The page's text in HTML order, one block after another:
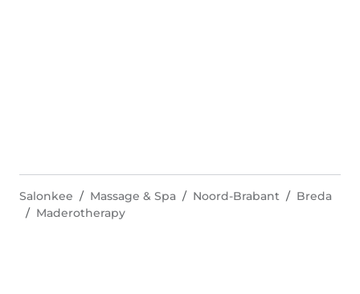
Salonkee Massage & Spa Noord-Brabant
Breda
Maderotherapy